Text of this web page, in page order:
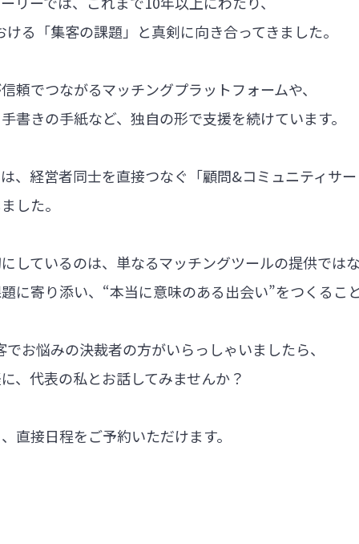
る「集客の課題」と真剣に向き合ってきました。
頼でつながるマッチングプラットフォームや、
書きの手紙など、独自の形で支援を続けています。
、経営者同士を直接つなぐ「顧問&コミュニティサ
した。
しているのは、単なるマッチングツールの提供では
に寄り添い、“本当に意味のある出会い”をつくるこ
お悩みの決裁者の方がいらっしゃいましたら、
、代表の私とお話してみませんか？
直接日程をご予約いただけます。